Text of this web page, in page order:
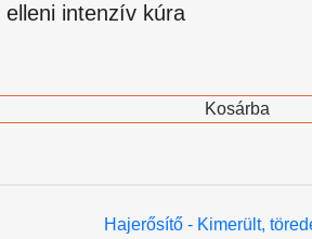
elleni intenzív kúra
Kosárba